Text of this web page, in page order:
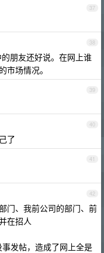
37
38
朋友还好说。在网上谁
市场情况。
39
40
了
41
42
门、我前公司的部门、前
在招人
发帖，造成了网上全是